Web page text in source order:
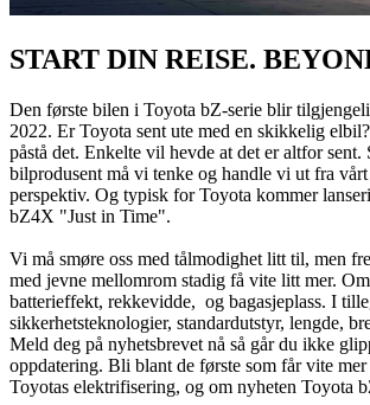
START DIN REISE.
Den første bilen i Toyota bZ-serie blir
2022. Er Toyota sent ute med en skikkelig
påstå det. Enkelte vil hevde at det er altfor sent.
bilprodusent må vi tenke og handle vi ut fra
perspektiv. Og typisk for Toyota kommer
bZ4X "Just in Time".
Vi må smøre oss med tålmodighet litt til, men
med jevne mellomrom stadig få vite litt mer.
batterieffekt, rekkevidde, og bagasjeplass. I
sikkerhetsteknologier, standardutstyr, lengde,
Meld deg på nyhetsbrevet nå så går du ikke
oppdatering. Bli blant de første som får vite mer
Toyotas elektrifisering, og om nyheten Toyota